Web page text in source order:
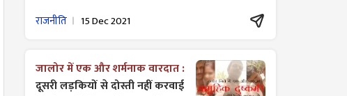
राजनीति 15 Dec 2021
जालोर में एक और शर्मनाक वारदात :
दूसरी लड़कियों से दोस्ती नहीं करवाई